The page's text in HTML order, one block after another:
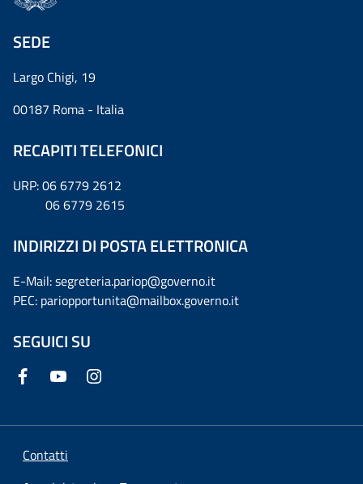
SEDE
Largo Chigi, 19
00187 Roma - Italia
RECAPITI TELEFONICI
URP: 06 6779 2612
06 6779 2615
INDIRIZZI DI POSTA ELETTRONICA
E-Mail: segreteria.pariop@governo.it
PEC: pariopportunita@mailbox.governo.it
SEGUICI SU
Contatti